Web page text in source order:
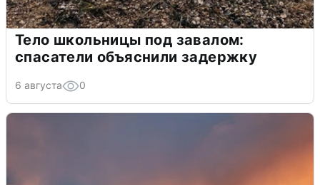
Тело школьницы под завалом:
спасатели объяснили задержку
6 августа 0